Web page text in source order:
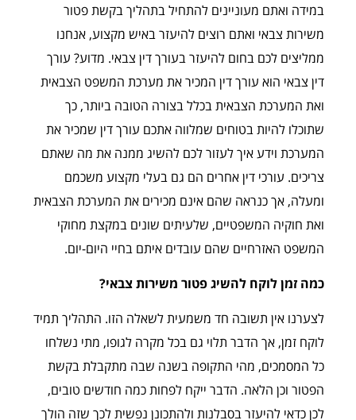
במידה ואתם מעוניינים להתחיל בתהליך בקשת פטור
משירות צבאי ואתם רוצים להיעזר באיש מקצוע, אנחנו
ממליצים לכם בחום להיעזר בעורך דין צבאי. מדוע? עורך
דין צבאי הוא עורך דין המכיר את מערכת המשפט הצבאית
ואת המערכת הצבאית בכלל בצורה הטובה ביותר, כך
שתוכלו להיות בטוחים שמלווה אתכם עורך דין שמכיר את
המערכת וידע איך לעזור לכם להשיג ממנה את מה שאתם
צריכים. עורכי דין אחרים הם גם בעלי מקצוע משכמם
ומעלה, אך כנראה שהם אינם מכירים את המערכת הצבאית
ואת חוקיה המשפטיים, שלעיתים שונים במקצת מחוקי
המשפט האזרחיים שהם עובדים איתם בחיי היום-יום.
כמה זמן לוקח להשיג פטור משירות צבאי?
לצערנו אין תשובה חד משמעית לשאלה הזו. התהליך תמיד
לוקח זמן, אך הדבר תלוי גם בכל מקרה לגופו, מתי נשלחו
כל המסמכים, מהי התקופה בשנה שבה מתקבלת בקשת
הפטור וכן הלאה. הדבר ייקח לפחות כמה חודשים טובים,
לכן כדאי להיעזר בסבלנות ולהתכונן נפשית לכך שזה הולך